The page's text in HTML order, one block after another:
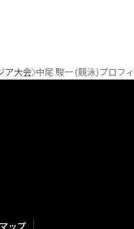
ア大会 中尾 駿一 (競泳)プロフ
ップ